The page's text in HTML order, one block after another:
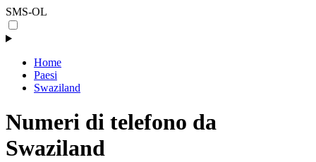
SMS-OL
Home
Paesi
Swaziland
Numeri di telefono da
Swaziland